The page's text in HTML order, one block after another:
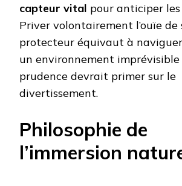
capteur vital pour anticiper les
Priver volontairement l’ouïe de
protecteur équivaut à
un environnement imprévisible
prudence devrait primer sur le
divertissement.
Philosophie de
l’immersion